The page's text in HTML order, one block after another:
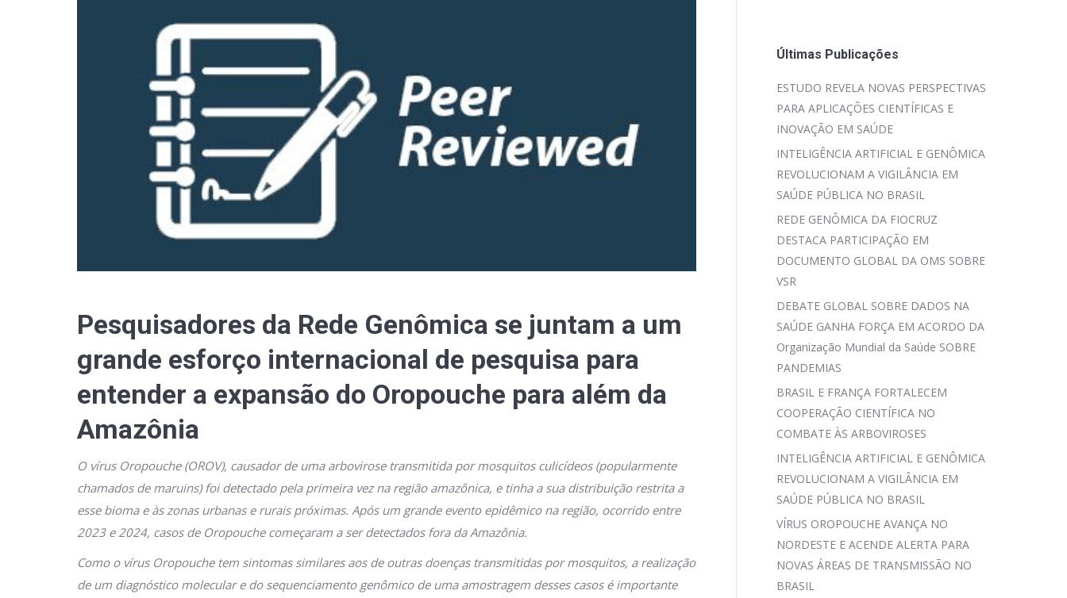
Pesquisadores da Rede Genômica se juntam a um
grande esforço internacional de pesquisa para
entender a expansão do Oropouche para além da
Amazônia
O vírus Oropouche (OROV), causador de uma arbovirose transmitida por mosquitos culicídeos (popularmente
chamados de maruins) foi detectado pela primeira vez na região amazônica, e tinha a sua distribuição restrita a
esse bioma e às zonas urbanas e rurais próximas. Após um grande evento epidêmico na região, ocorrido entre
2023 e 2024, casos de Oropouche começaram a ser detectados fora da Amazônia.
Como o vírus Oropouche tem sintomas similares aos de outras doenças transmitidas por mosquitos, a realização
de um diagnóstico molecular e do sequenciamento genômico de uma amostragem desses casos é importante
Últimas Publicações
ESTUDO REVELA NOVAS PERSPECTIVAS
PARA APLICAÇÕES CIENTÍFICAS E
INOVAÇÃO EM SAÚDE
INTELIGÊNCIA ARTIFICIAL E GENÔMICA
REVOLUCIONAM A VIGILÂNCIA EM
SAÚDE PÚBLICA NO BRASIL
REDE GENÔMICA DA FIOCRUZ
DESTACA PARTICIPAÇÃO EM
DOCUMENTO GLOBAL DA OMS SOBRE
VSR
DEBATE GLOBAL SOBRE DADOS NA
SAÚDE GANHA FORÇA EM ACORDO DA
Organização Mundial da Saúde SOBRE
PANDEMIAS
BRASIL E FRANÇA FORTALECEM
COOPERAÇÃO CIENTÍFICA NO
COMBATE ÀS ARBOVIROSES
INTELIGÊNCIA ARTIFICIAL E GENÔMICA
REVOLUCIONAM A VIGILÂNCIA EM
SAÚDE PÚBLICA NO BRASIL
VÍRUS OROPOUCHE AVANÇA NO
NORDESTE E ACENDE ALERTA PARA
NOVAS ÁREAS DE TRANSMISSÃO NO
BRASIL